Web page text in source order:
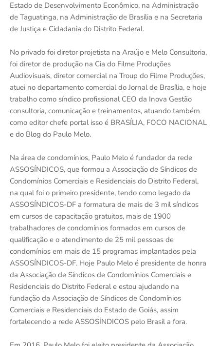
Estado de Desenvolvimento Econômico, na Administração
de Taguatinga, na Administração de Brasília e na Secretaria
de Justiça e Cidadania do Distrito Federal.
No privado foi diretor projetista na Araújo e Melo Consultoria,
foi diretor de produção na Cia do Filme Produções
Audiovisuais, diretor comercial na Troup do Filme Produções,
atuei no departamento comercial do Jornal de Brasília, e hoje
trabalho como síndico profissional CEO da Inova Gestão
consultoria, comunicação e treinamentos, atuando também
como editor chefe portal isso é BRASÍLIA, FOCO NACIONAL
e do Blog do Paulo Melo.
Na área de condomínios, Paulo Melo é fundador da rede
ASSOSÍNDICOS, que formou a Associação de Síndicos de
Condomínios Comerciais e Residenciais do Distrito Federal,
na qual foi o primeiro presidente, tendo como legado da
ASSOSÍNDICOS-DF a formatura de mais de 3 mil síndicos
em cursos de capacitação gratuitos, mais de 1900
trabalhadores de condomínios formados em cursos de
qualificação e o atendimento de 25 mil pessoas de
condomínios em mais de 15 programas implantados pela
ASSOSÍNDICOS-DF. Hoje Paulo Melo é presidente de honra
da Associação de Síndicos de Condomínios Comerciais e
Residenciais do Distrito Federal e estou ajudando na
fundação da Associação de Síndicos de Condomínios
Comerciais e Residenciais do Estado de Goiás, assim
fortalecendo a rede ASSOSÍNDICOS pelo Brasil a fora.